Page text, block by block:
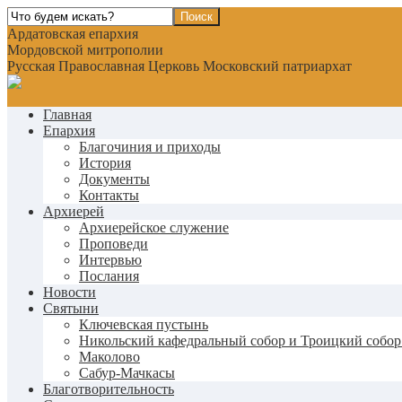
Ардатовская епархия
Мордовской митрополии
Русская Православная Церковь Московский патриархат
Главная
Епархия
Благочиния и приходы
История
Документы
Контакты
Архиерей
Архиерейское служение
Проповеди
Интервью
Послания
Новости
Святыни
Ключевская пустынь
Никольский кафедральный собор и Троицкий собор
Маколово
Сабур-Мачкасы
Благотворительность